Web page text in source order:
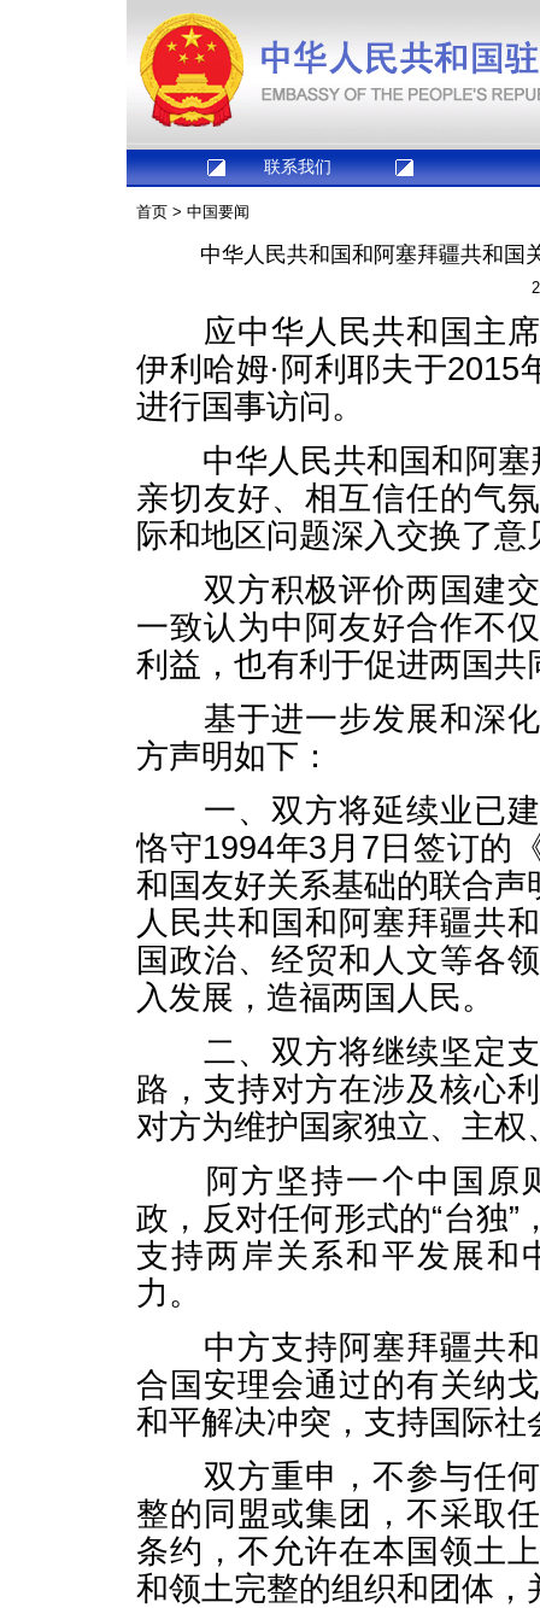
联系我们
首页 > 中国要闻
中华人民共和国和阿塞拜疆共和国
应中华人民共和国主席
伊利哈姆·阿利耶夫于
进行国事访问。
中华人民共和国和阿塞
亲切友好、相互信任的气
际和地区问题深入交换了
双方积极评价两国建交
一致认为中阿友好合作不
利益，也有利于促进两国
基于进一步发展和深化
方声明如下：
一、双方将延续业已建
恪守1994年3月7日签订的
和国友好关系基础的联合
人民共和国和阿塞拜疆共
国政治、经贸和人文等各
入发展，造福两国人民。
二、双方将继续坚定支
路，支持对方在涉及核心
对方为维护国家独立、主
阿方坚持一个中国原
政，反对任何形式的“台独
支持两岸关系和平发展和
力。
中方支持阿塞拜疆共和
合国安理会通过的有关纳
和平解决冲突，支持国际
双方重申，不参与任何
整的同盟或集团，不采取
条约，不允许在本国领土
和领土完整的组织和团体，